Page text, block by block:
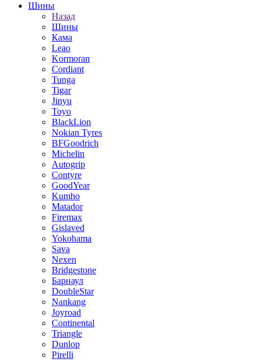
Шины
Назад
Шины
Кама
Leao
Kormoran
Cordiant
Tunga
Tigar
Jinyu
Toyo
BlackLion
Nokian Tyres
BFGoodrich
Michelin
Autogrip
Contyre
GoodYear
Kumho
Matador
Firemax
Gislaved
Yokohama
Sava
Nexen
Bridgestone
Барнаул
DoubleStar
Nankang
Joyroad
Continental
Triangle
Dunlop
Pirelli